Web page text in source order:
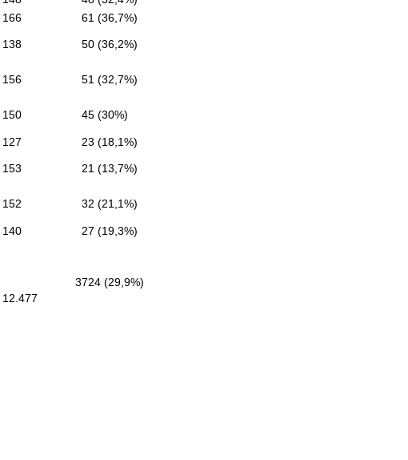
166
61 (36,7%)
138 50 (36,2%)
156 51 (32,7%)
150 45 (30%)
127
23 (18,1%)
153 21 (13,7%)
152 32 (21,1%)
140 27 (19,3%)
12.477
3724 (29,9%)